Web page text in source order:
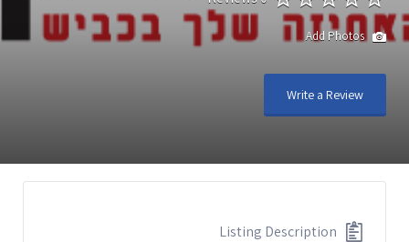
Write a Review
Listing Description